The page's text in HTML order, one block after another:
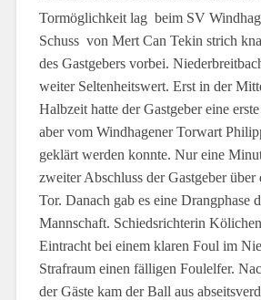
Tormöglichkeit lag beim SV
Schuss von Mert Can Tekin strich
des Gastgebers vorbei.
weiter Seltenheitswert. Erst in der
Halbzeit hatte der Gastgeber eine
aber vom Windhagener Torwart
geklärt werden konnte. Nur eine
zweiter Abschluss der Gastgeber über
Tor. Danach gab es eine Drangphase
Mannschaft. Schiedsrichterin
Eintracht bei einem klaren Foul im
Strafraum einen fälligen Foulelfer.
der Gäste kam der Ball aus